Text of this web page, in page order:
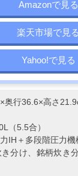
Amazonで見る
楽天市場で見る
Yahoo!で見る
奥行36.6×高さ
（5.5合）
力IH＋多段階圧力機
分け、銘柄炊き